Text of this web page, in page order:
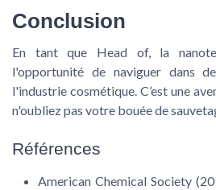
Conclusion
En tant que Head of, la
l'opportunité de naviguer dans
l'industrie cosmétique. C’est une
n'oubliez pas votre bouée de
Références
American Chemical Society